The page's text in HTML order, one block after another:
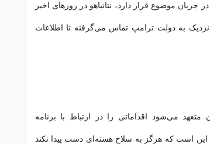
جریان موضوع قرار دارد، نتانیاهو در روزهای اخیر
نزدیک به دولت ترامپ تماس می‌گرفته تا اطلاعات
می‌شود اقداماتی را در ارتباط با برنامه
این است که هرگز به سلاح هسته‌ای دست پیدا نکند